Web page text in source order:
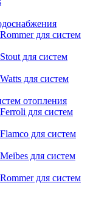
для систем
для систем
для систем
отопления
для систем
для систем
для систем
для систем